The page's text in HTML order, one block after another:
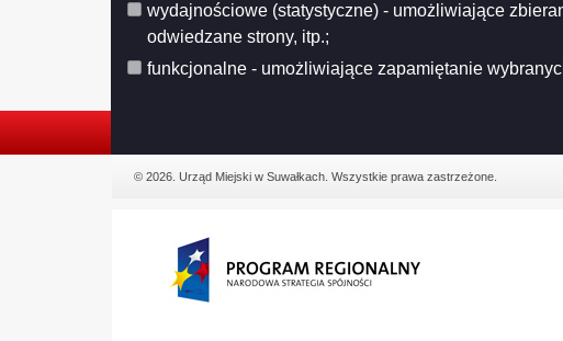
wydajnościowe (statystyczne) - umożliwiające
odwiedzane strony, itp.;
funkcjonalne - umożliwiające zapamiętanie
Data publikacji:
© 2026. Urząd Miejski w Suwałkach. Wszystkie prawa zastrzeżone.